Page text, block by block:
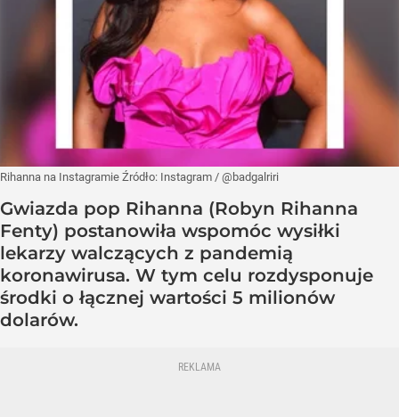
Rihanna na Instagramie Źródło: Instagram / @badgalriri
Gwiazda pop Rihanna (Robyn Rihanna
Fenty) postanowiła wspomóc wysiłki
lekarzy walczących z pandemią
koronawirusa. W tym celu rozdysponuje
środki o łącznej wartości 5 milionów
dolarów.